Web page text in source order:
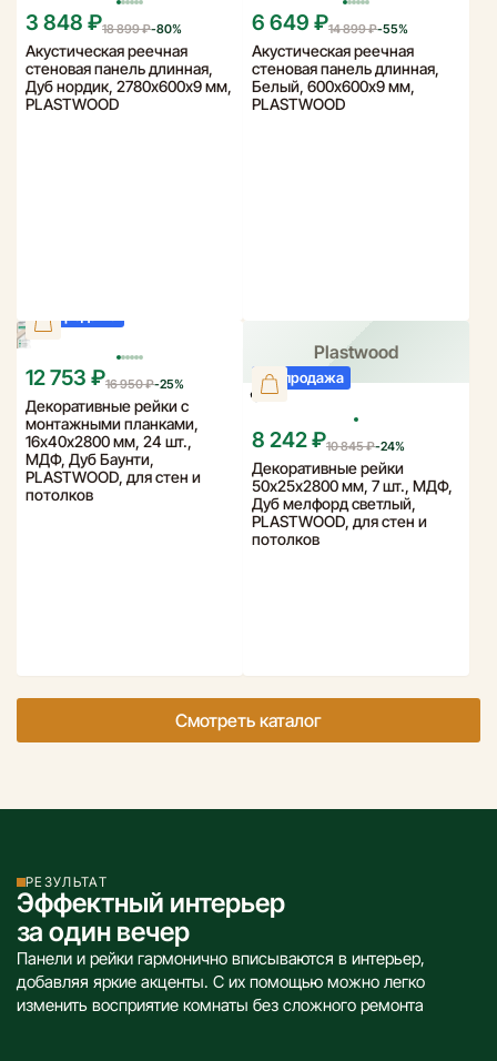
Акустическая реечная
стеновая панель длинная,
Дуб нордик, 2780х600х9 мм,
PLASTWOOD
3 848 ₽18 899 ₽-80%
Акустическая реечная
стеновая панель длинная,
Белый, 600х600х9 мм,
PLASTWOOD
6 649 ₽14 899 ₽-55%
Декоративные рейки с
монтажными планками,
16х40х2800 мм, 24 шт.,
МДФ, Дуб Баунти,
PLASTWOOD, для стен и
потолков
12 753 ₽16 950 ₽-25%
Plastwood
Распродажа
Декоративные рейки
50х25х2800 мм, 7 шт., МДФ,
Дуб мелфорд светлый,
PLASTWOOD, для стен и
потолков
8 242 ₽10 845 ₽-24%
Смотреть каталог
Эффектный интерьер
за один вечер
РЕЗУЛЬТАТ
Панели и рейки гармонично вписываются в интерьер,
добавляя яркие акценты. С их помощью можно легко
изменить восприятие комнаты без сложного ремонта